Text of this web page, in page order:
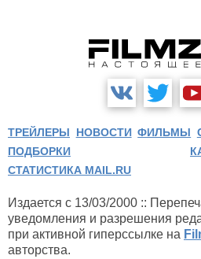
ТРЕЙЛЕРЫ НОВОСТИ ФИЛЬМЫ
ПОДБОРКИ
СТАТИСТИКА MAIL.RU
Издается с 13/03/2000 ::
уведомления и разрешения
при активной гиперссылке на
авторства.